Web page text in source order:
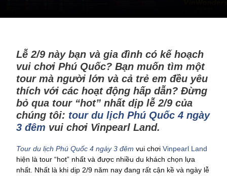
Lễ 2/9 này bạn và gia đình có kế hoạch
vui chơi Phú Quốc? Bạn muốn tìm một
tour mà người lớn và cả trẻ em đều yêu
thích với các hoạt động hấp dẫn? Đừng
bỏ qua tour “hot” nhất dịp lễ 2/9 của
chúng tôi: tour du lịch Phú Quốc 4 ngày
3 đêm vui chơi Vinpearl Land.
Tour du lịch Phú Quốc 4 ngày 3 đêm vui chơi Vinpearl Land
hiện là tour “hot” nhất và được nhiều du khách chọn lựa
nhất. Nhất là khi dịp 2/9 năm nay đang rất cận kề và ngày lễ